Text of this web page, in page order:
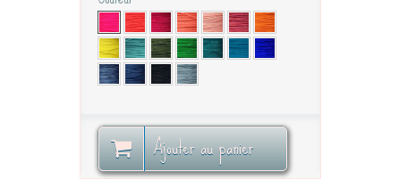
Ajouter au panier